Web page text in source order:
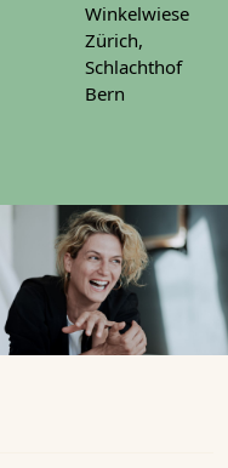
Winkelwiese
Zürich,
Schlachthof
Bern